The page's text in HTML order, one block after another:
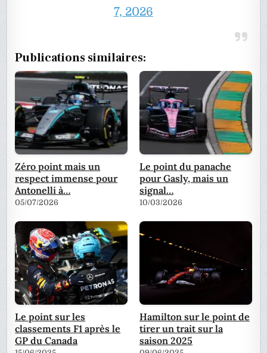
7, 2026
Publications similaires:
Zéro point mais un
respect immense pour
Antonelli à…
05/07/2026
Le point du panache
pour Gasly, mais un
signal…
10/03/2026
Le point sur les
classements F1 après le
GP du Canada
Hamilton sur le point de
tirer un trait sur la
saison 2025